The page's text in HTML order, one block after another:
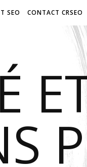
SEO CONTACT CRSEO